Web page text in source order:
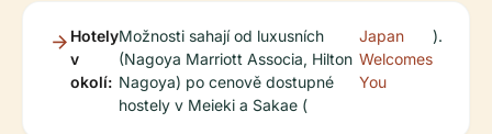
Hotely
v
okolí:
Možnosti sahají od luxusních
(Nagoya Marriott Associa, Hilton
Nagoya) po cenově dostupné
hostely v Meieki a Sakae (
Japan
Welcomes
You
).